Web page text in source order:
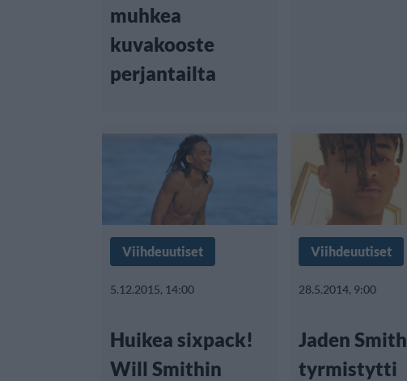
muhkea
kuvakooste
perjantailta
Viihdeuutiset
5.12.2015, 14:00
Huikea sixpack!
Will Smithin
Viihdeuutiset
28.5.2014, 9:00
Jaden Smith
tyrmistytti